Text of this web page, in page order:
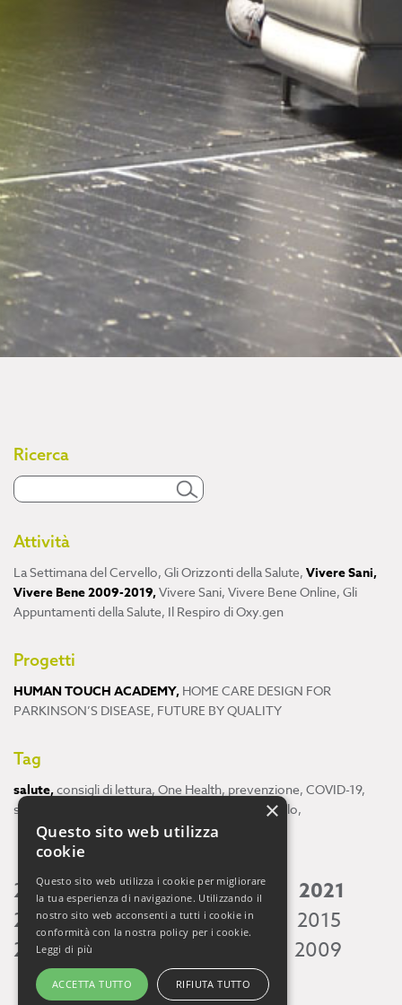
Ricerca
Attività
La Settimana del Cervello, Gli Orizzonti della Salute, Vivere Sani,
Vivere Bene 2009-2019,Vivere Sani, Vivere Bene Online, Gli
Appuntamenti della Salute, Il Respiro di Oxy.gen
Progetti
HUMAN TOUCH ACADEMY, HOME CARE DESIGN FOR
PARKINSON’S DISEASE, FUTURE BY QUALITY
Tag
salute,consigli di lettura, One Health, prevenzione, COVID-19,
scienza
cervello,
2026 2025 2024 2023 2022
2021
2020 2019 2018 2017 2016
2015
2014 2013 2009
×
Questo sito web utilizza
cookie
Questo sito web utilizza i cookie per migliorare
la tua esperienza di navigazione. Utilizzando il
nostro sito web acconsenti a tutti i cookie in
conformità con la nostra policy per i cookie.
Leggi di più
ACCETTA TUTTO RIFIUTA TUTTO